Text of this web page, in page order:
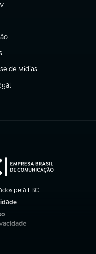
aba)
aba)
aba)
de Mídias
aba)
pela EBC
aba)